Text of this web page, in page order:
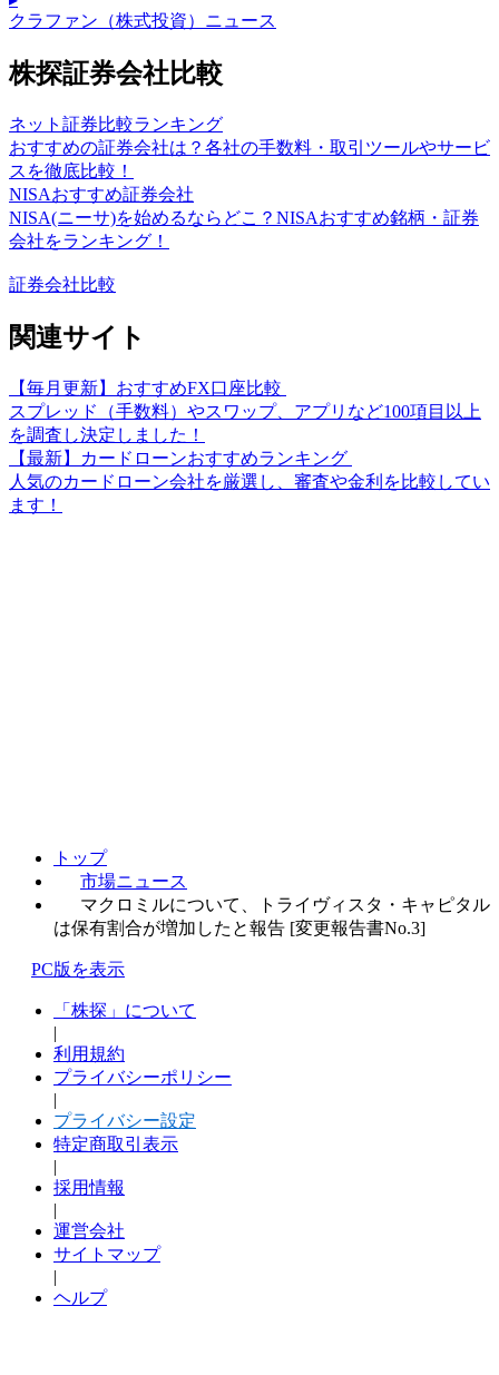
クラファン（株式投資）ニュース
株探証券会社比較
ネット証券比較ランキング
おすすめの証券会社は？各社の手数料・取引ツールやサービ
スを徹底比較！
NISAおすすめ証券会社
NISA(ニーサ)を始めるならどこ？NISAおすすめ銘柄・証券
会社をランキング！
証券会社比較
関連サイト
【毎月更新】おすすめFX口座比較
スプレッド（手数料）やスワップ、アプリなど100項目以上
を調査し決定しました！
【最新】カードローンおすすめランキング
人気のカードローン会社を厳選し、審査や金利を比較してい
ます！
トップ
市場ニュース
マクロミルについて、トライヴィスタ・キャピタル
は保有割合が増加したと報告 [変更報告書No.3]
PC版を表示
「株探」について
|
利用規約
プライバシーポリシー
|
プライバシー設定
特定商取引表示
|
採用情報
|
運営会社
サイトマップ
|
ヘルプ